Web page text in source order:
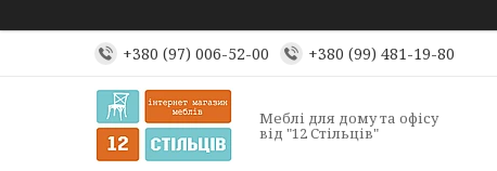
+380 (97) 006-52-00 +380 (99) 481-19-80
Меблі для дому та офісу
від "12 Стільців"